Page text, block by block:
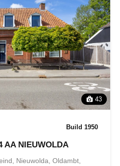
43
Build 1950
AA NIEUWOLDA
Nieuwolda, Oldambt,